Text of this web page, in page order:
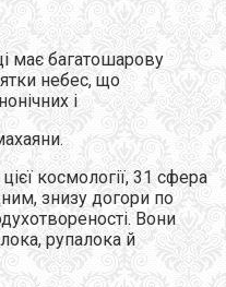
має багатошарову
небес, що
і
космології, 31 сфера
знизу догори по
Вони
рупалока й